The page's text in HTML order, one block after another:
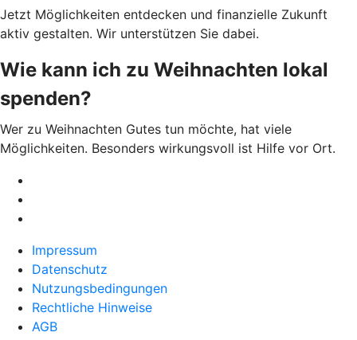
Jetzt Möglichkeiten entdecken und finanzielle Zukunft
aktiv gestalten. Wir unterstützen Sie dabei.
Wie kann ich zu Weihnachten lokal
spenden?
Wer zu Weihnachten Gutes tun möchte, hat viele
Möglichkeiten. Besonders wirkungsvoll ist Hilfe vor Ort.
Impressum
Datenschutz
Nutzungsbedingungen
Rechtliche Hinweise
AGB